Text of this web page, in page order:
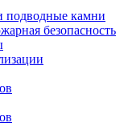
подводные камни
безопасность